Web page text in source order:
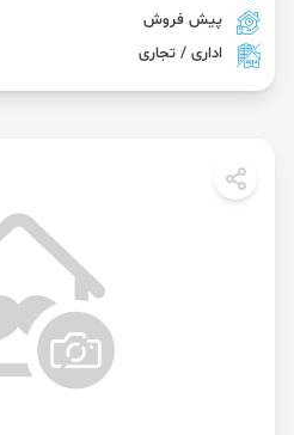
پیش فروش
اداری / تجاری